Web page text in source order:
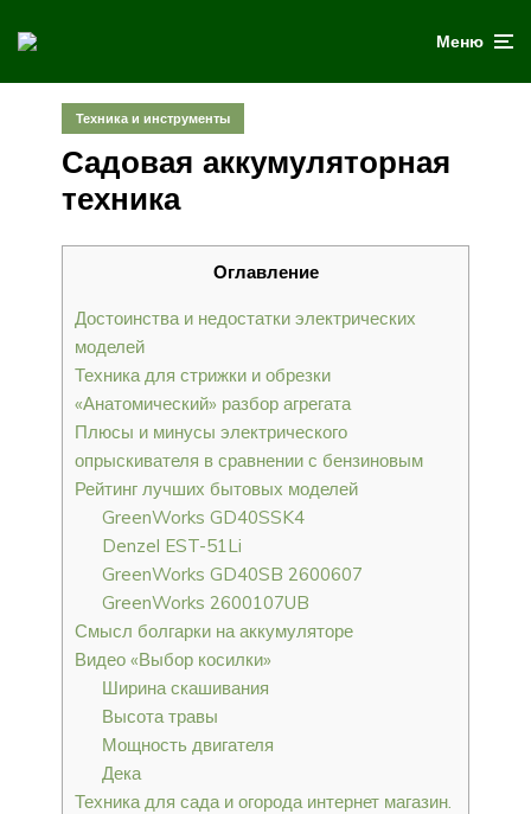
Меню
Техника и инструменты
Садовая аккумуляторная
техника
Оглавление
Достоинства и недостатки электрических
моделей
Техника для стрижки и обрезки
«Анатомический» разбор агрегата
Плюсы и минусы электрического
опрыскивателя в сравнении с бензиновым
Рейтинг лучших бытовых моделей
GreenWorks GD40SSK4
Denzel EST-51Li
GreenWorks GD40SB 2600607
GreenWorks 2600107UB
Смысл болгарки на аккумуляторе
Видео «Выбор косилки»
Ширина скашивания
Высота травы
Мощность двигателя
Дека
Техника для сада и огорода интернет магазин.